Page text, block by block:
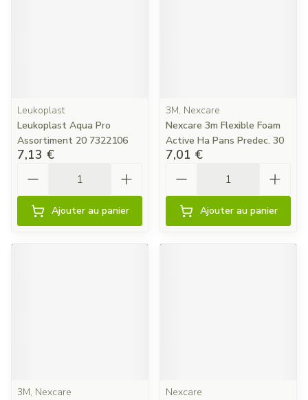
Leukoplast
Leukoplast Aqua Pro
Assortiment 20 7322106
7,13 €
Ajouter au panier
3M, Nexcare
Nexcare 3m Flexible Foam
Active Ha Pans Predec. 30
7,01 €
Ajouter au panier
3M, Nexcare
Nexcare